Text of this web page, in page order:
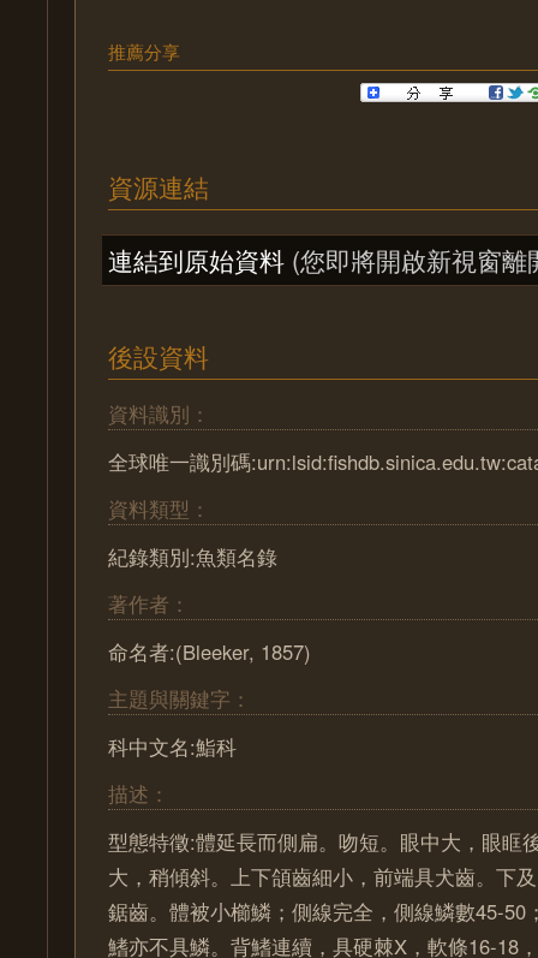
推薦分享
資源連結
連結到原始資料 (您即將開啟新視窗離
後設資料
資料識別：
全球唯一識別碼
資料類型：
紀錄類別:魚類名錄
著作者：
命名者:(Bleeker, 1857)
主題與關鍵字：
科中文名:鮨科
描述：
型態特徵:體延長而側扁。吻短。眼中大，眼眶
大，稍傾斜。上下頜齒細小，前端具犬齒。下
鋸齒。體被小櫛鱗；側線完全，側線鱗數45-50
鰭亦不具鱗。背鰭連續，具硬棘X，軟條16-18